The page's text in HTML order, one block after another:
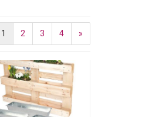
1 2 3 4 »